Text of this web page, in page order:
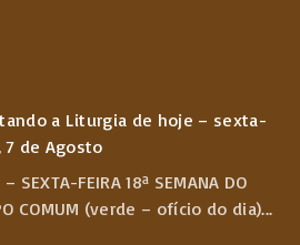
a Liturgia de hoje – sexta-
7 de Agosto
SEXTA-FEIRA 18ª SEMANA DO
COMUM (verde – ofício do dia)...